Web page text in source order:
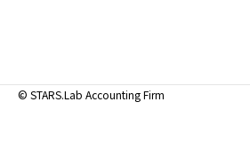
© STARS.Lab Accounting Firm